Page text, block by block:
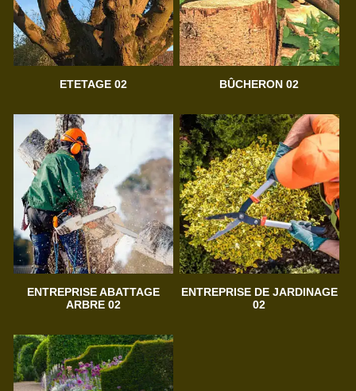
ETETAGE 02 BÛCHERON 02
ENTREPRISE ABATTAGE
ARBRE 02
ENTREPRISE DE JARDINAGE
02